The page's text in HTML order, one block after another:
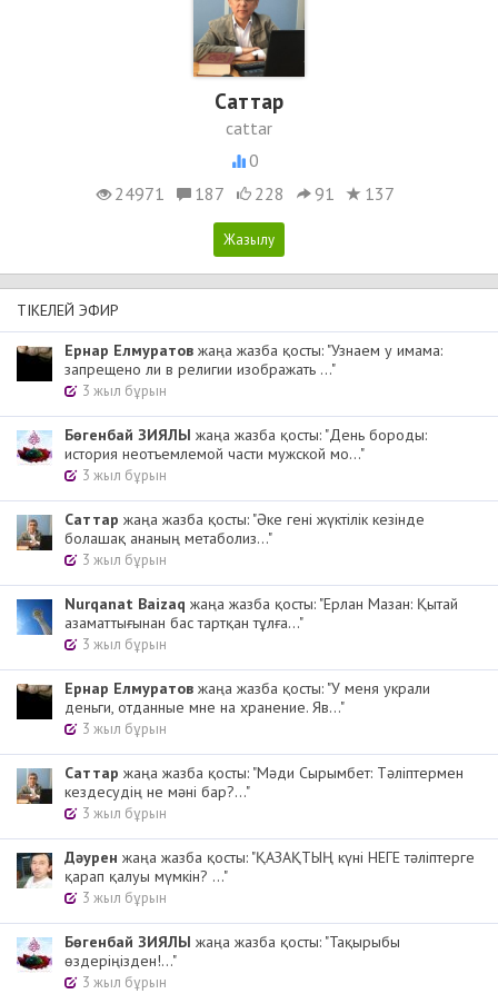
Cаттар
cattar
0
24971
187 228 91 137
ТІКЕЛЕЙ ЭФИР
Ернар Елмуратов жаңа жазба қосты: "Узнаем у имама:
запрещено ли в религии изображать ..."
3 жыл бұрын
Бөгенбай ЗИЯЛЫ жаңа жазба қосты: "День бороды:
история неотъемлемой части мужской мо..."
3 жыл бұрын
Cаттар жаңа жазба қосты: "Әке гені жүктілік кезінде
болашақ ананың метаболиз..."
3 жыл бұрын
Nurqanat Baizaq жаңа жазба қосты: "Ерлан Мазан: Қытай
азаматтығынан бас тартқан тұлға..."
3 жыл бұрын
Ернар Елмуратов жаңа жазба қосты: "У меня украли
деньги, отданные мне на хранение. Яв..."
3 жыл бұрын
Cаттар жаңа жазба қосты: "Мәди Сырымбет: Тәліптермен
кездесудің не мәні бар?..."
3 жыл бұрын
Дәурен жаңа жазба қосты: "ҚАЗАҚТЫҢ күні НЕГЕ тәліптерге
қарап қалуы мүмкін? ..."
3 жыл бұрын
Бөгенбай ЗИЯЛЫ жаңа жазба қосты: "Тақырыбы
өздеріңізден!..."
3 жыл бұрын